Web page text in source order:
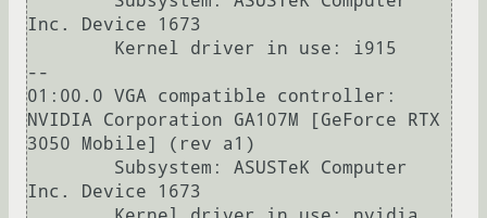
Inc. Device 1673
--
01:00.0 VGA compatible controller:
NVIDIA Corporation GA107M [GeForce RTX
3050 Mobile] (rev a1)
Inc. Device 1673